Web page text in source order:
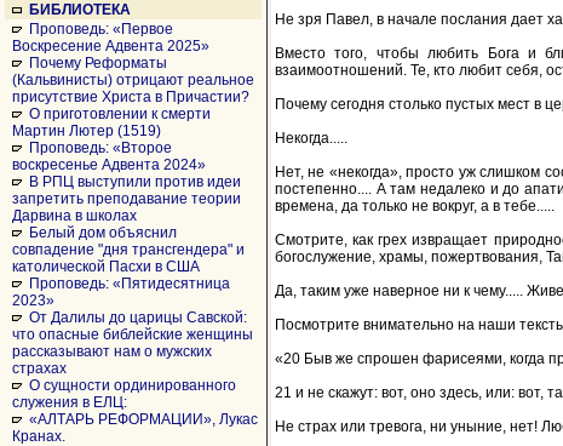
БИБЛИОТЕКА
Проповедь: «Первое
Воскресение Адвента 2025»
Почему Реформаты
(Кальвинисты) отрицают реальное
присутствие Христа в Причастии?
О приготовлении к смерти
Мартин Лютер (1519)
Проповедь: «Второе
воскресенье Адвента 2024»
В РПЦ выступили против идеи
запретить преподавание теории
Дарвина в школах
Белый дом объяснил
совпадение "дня трансгендера" и
католической Пасхи в США
Проповедь: «Пятидесятница
2023»
От Далилы до царицы Савской:
что опасные библейские женщины
рассказывают нам о мужских
страхах
О сущности ординированного
служения в ЕЛЦ:
«АЛТАРЬ РЕФОРМАЦИИ», Лукас
Кранах.
Не зря Павел, в начале послания дает
Вместо того, чтобы любить Бога и
взаимоотношений. Те, кто любит себя,
Почему сегодня столько пустых мест в
Некогда.....
Нет, не «некогда», просто уж слишком
постепенно.... А там недалеко и до
времена, да только не вокруг, а в тебе.....
Смотрите, как грех извращает
богослужение, храмы, пожертвования,
Да, таким уже наверное ни к чему.....
Посмотрите внимательно на наши
«20 Быв же спрошен фарисеями, когда
21 и не скажут: вот, оно здесь, или: вот,
Не страх или тревога, ни уныние, нет!